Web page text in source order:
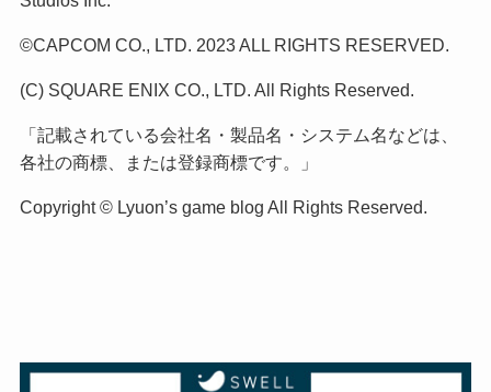
©CAPCOM CO., LTD. 2023 ALL RIGHTS RESERVED.
(C) SQUARE ENIX CO., LTD. All Rights Reserved.
「記載されている会社名・製品名・システム名などは、
各社の商標、または登録商標です。」
Copyright © Lyuon’s game blog All Rights Reserved.